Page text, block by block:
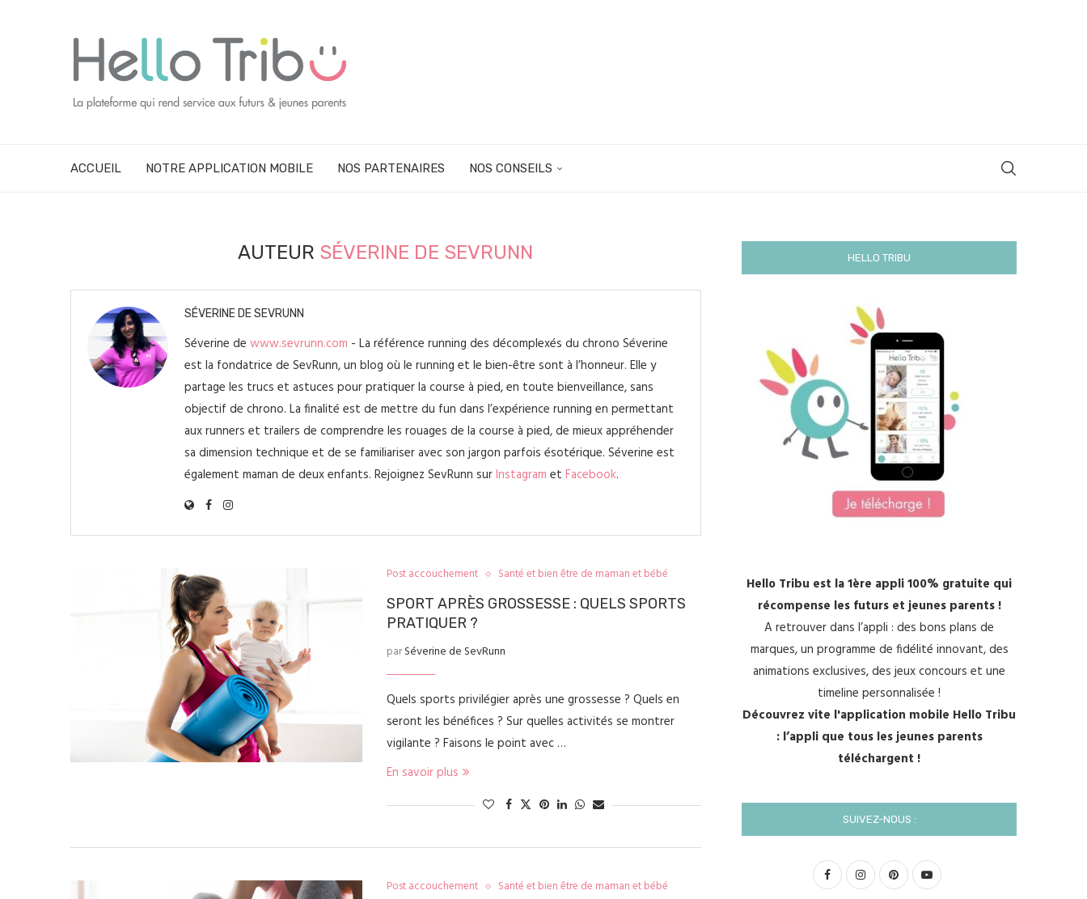
ACCUEIL NOTRE APPLICATION MOBILE NOS PARTENAIRES NOS CONSEILS
AUTEUR SÉVERINE DE SEVRUNN
SÉVERINE DE SEVRUNN
Séverine de www.sevrunn.com - La référence running des décomplexés du chrono Séverine
est la fondatrice de SevRunn, un blog où le running et le bien-être sont à l’honneur. Elle y
partage les trucs et astuces pour pratiquer la course à pied, en toute bienveillance, sans
objectif de chrono. La finalité est de mettre du fun dans l’expérience running en permettant
aux runners et trailers de comprendre les rouages de la course à pied, de mieux appréhender
sa dimension technique et de se familiariser avec son jargon parfois ésotérique. Séverine est
également maman de deux enfants. Rejoignez SevRunn surInstagram et Facebook.
Post accouchement Santé et bien être de maman et bébé
SPORT APRÈS GROSSESSE : QUELS SPORTS
PRATIQUER ?
parSéverine de SevRunn
Quels sports privilégier après une grossesse ? Quels en
seront les bénéfices ? Sur quelles activités se montrer
vigilante ? Faisons le point avec …
En savoir plus
Post accouchement Santé et bien être de maman et bébé
HELLO TRIBU
Hello Tribu est la 1ère appli 100% gratuite qui
récompense les futurs et jeunes parents !
A retrouver dans l’appli : des bons plans de
marques, un programme de fidélité innovant, des
animations exclusives, des jeux concours et une
timeline personnalisée !
Découvrez vite l'application mobile Hello Tribu
: l’appli que tous les jeunes parents
téléchargent !
SUIVEZ-NOUS :